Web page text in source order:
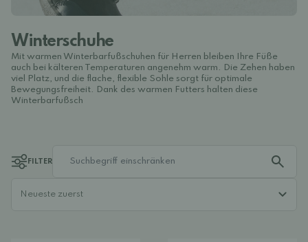
Winterschuhe
Mit warmen Winterbarfußschuhen für Herren bleiben Ihre Füße
auch bei kälteren Temperaturen angenehm warm. Die Zehen haben
viel Platz, und die flache, flexible Sohle sorgt für optimale
Bewegungsfreiheit. Dank des warmen Futters halten diese
Winterbarfußsch
FILTER